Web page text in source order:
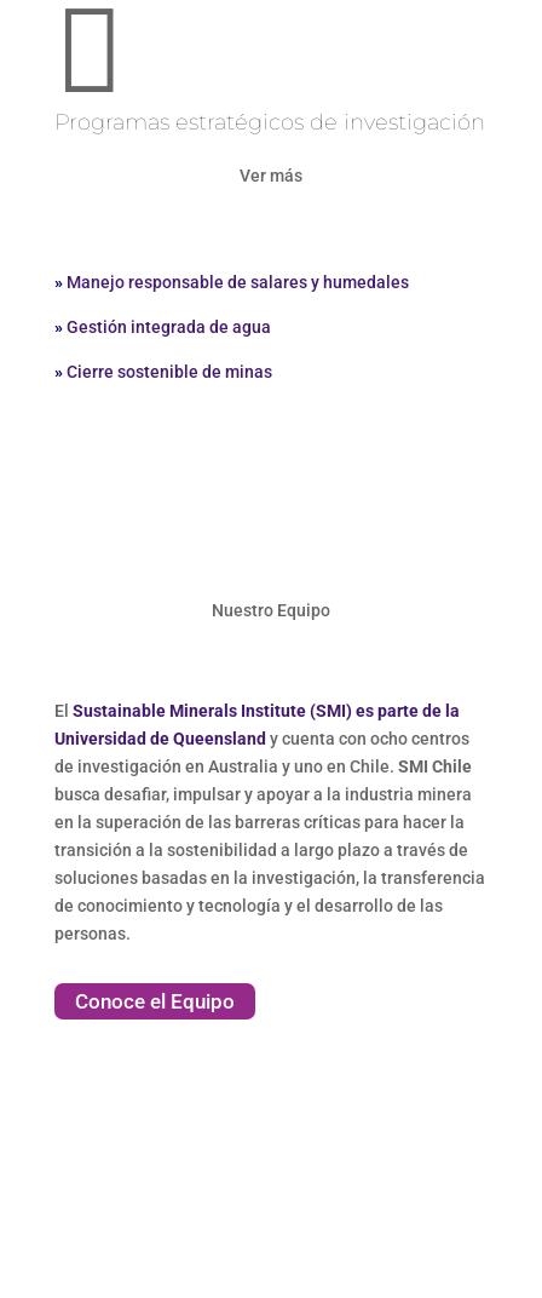

Programas estratégicos de investigación
Ver más
» Manejo responsable de salares y humedales
»Gestión integrada de agua
»Cierre sostenible de minas
Nuestro Equipo
El Sustainable Minerals Institute (SMI) es parte de la
Universidad de Queensland y cuenta con ocho centros
de investigación en Australia y uno en Chile. SMI Chile
busca desafiar, impulsar y apoyar a la industria minera
en la superación de las barreras críticas para hacer la
transición a la sostenibilidad a largo plazo a través de
soluciones basadas en la investigación, la transferencia
de conocimiento y tecnología y el desarrollo de las
personas.
Conoce el Equipo